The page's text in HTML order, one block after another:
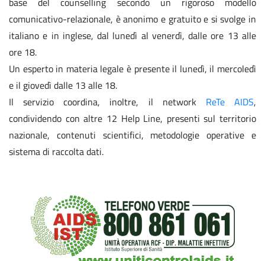
comunicativo-relazionale, è anonimo e gratuito e si svolge in
italiano e in inglese, dal lunedì al venerdì, dalle ore 13 alle
ore 18.
Un esperto in materia legale è presente il lunedì, il mercoledì
e il giovedì dalle 13 alle 18.
Il servizio coordina, inoltre, il network ReTe AIDS,
condividendo con altre 12 Help Line, presenti sul territorio
nazionale, contenuti scientifici, metodologie operative e
sistema di raccolta dati.